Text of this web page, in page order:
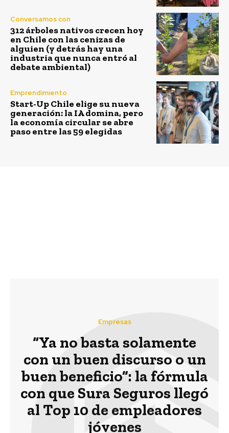
Conversamos con
312 árboles nativos crecen hoy
en Chile con las cenizas de
alguien (y detrás hay una
industria que nunca entró al
debate ambiental)
Emprendimiento
Start-Up Chile elige su nueva
generación: la IA domina, pero
la economía circular se abre
paso entre las 59 elegidas